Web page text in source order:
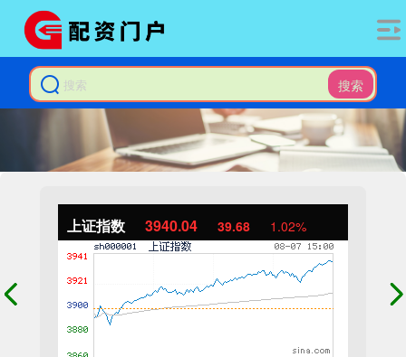
搜索
上证指数 3940.04 39.68 1.02%